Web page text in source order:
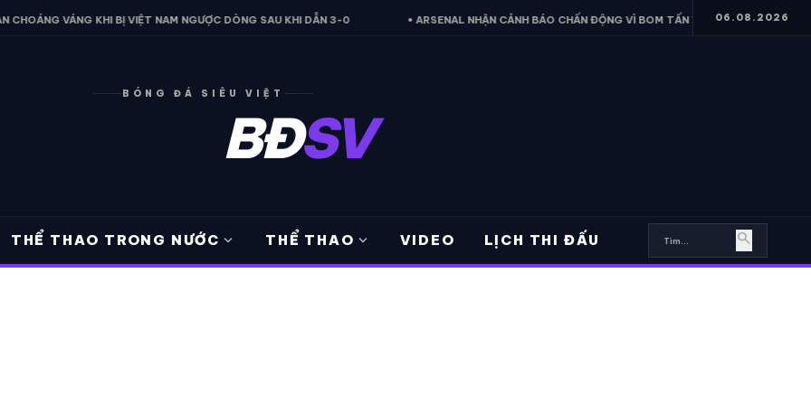
VÁNG KHI BỊ VIỆT NAM NGƯỢC DÒNG SAU KHI DẪN 3-0 • ARSENAL NHẬN CẢNH BÁO CHẤN ĐỘNG VÌ BOM TẤN VINICIUS • VỪA ĐẾN
06.08.2026
BÓNG ĐÁ SIÊU VIỆT
BĐSV
THỂ THAO TRONG NƯỚC expand_more THỂ THAO expand_more VIDEO LỊCH THI ĐẤU search